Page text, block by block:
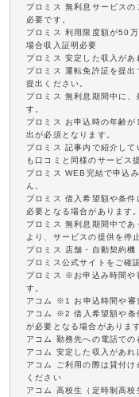
プロミス 無利息サービス
必要です。
プロミス 利用限度額が50
場合収入証明必要
プロミス 安定した収入が
プロミス 運転免許証を提
提出ください。
プロミス 無利息期間中に、
す。
プロミス お申込時の年齢
出が必須となります。
プロミス 記事内で紹介して
も口コミと同様のサービス
プロミス WEB完結で申込
ん。
プロミス 借入希望額や条
必要となる場合があります。
プロミス 無利息期間中で
より、サービスの提供を停
プロミス 店舗・自動契約
プロミス公式サイトをご確
プロミス ※お申込み時間や
す。
アコム ※1 お申込時間や審
アコム ※2 借入希望額や条
が必要となる場合があります
アコム 勤務先への電話での
アコム 安定した収入があれ
アコム ご利用の際は貸付
ください
アコム 高校生（定時制高